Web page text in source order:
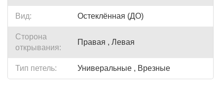
Вид: Остеклённая (ДО)
Сторона
открывания:
Правая , Левая
Тип петель: Универальные , Врезные